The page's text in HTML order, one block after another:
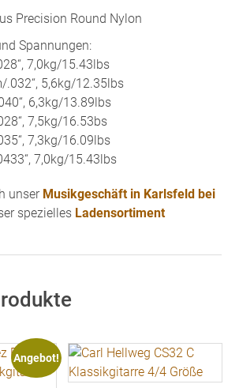
Precision Round Nylon
Spannungen:
7,0kg/15.43lbs
.032“, 5,6kg/12.35lbs
6,3kg/13.89lbs
7,5kg/16.53bs
7,3kg/16.09lbs
7,0kg/15.43lbs
unser Musikgeschäft in Karlsfeld bei
spezielles Ladensortiment
Angebot!